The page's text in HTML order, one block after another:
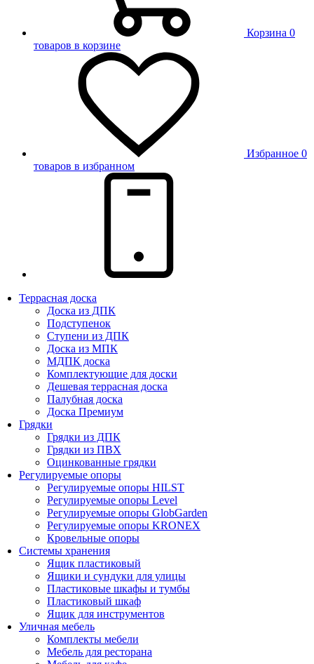
Корзина 0
товаров в корзине
Избранное 0
товаров в избранном
Террасная доска
Доска из ДПК
Подступенок
Ступени из ДПК
Доска из МПК
МДПК доска
Комплектующие для доски
Дешевая террасная доска
Палубная доска
Доска Премиум
Грядки
Грядки из ДПК
Грядки из ПВХ
Оцинкованные грядки
Регулируемые опоры
Регулируемые опоры HILST
Регулируемые опоры Level
Регулируемые опоры GlobGarden
Регулируемые опоры KRONEX
Кровельные опоры
Системы хранения
Ящик пластиковый
Ящики и сундуки для улицы
Пластиковые шкафы и тумбы
Пластиковый шкаф
Ящик для инструментов
Уличная мебель
Комплекты мебели
Мебель для ресторана